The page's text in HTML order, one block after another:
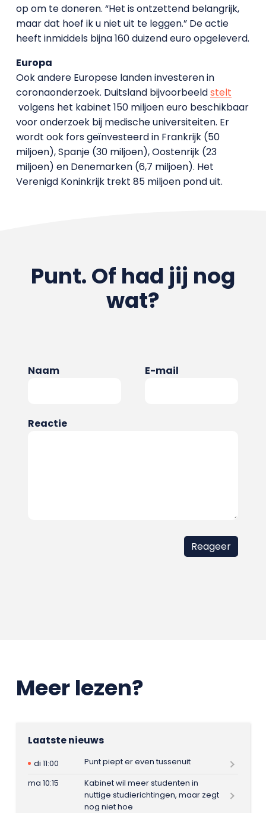
op om te doneren. “Het is ontzettend belangrijk,
maar dat hoef ik u niet uit te leggen.” De actie
heeft inmiddels bijna 160 duizend euro opgeleverd.
Europa
Ook andere Europese landen investeren in
coronaonderzoek. Duitsland bijvoorbeeldstelt
volgens het kabinet 150 miljoen euro beschikbaar
voor onderzoek bij medische universiteiten. Er
wordt ook fors geïnvesteerd in Frankrijk (50
miljoen), Spanje (30 miljoen), Oostenrijk (23
miljoen) en Denemarken (6,7 miljoen). Het
Verenigd Koninkrijk trekt 85 miljoen pond uit.
Punt. Of had jij nog
wat?
Naam E-mail
Reactie
Meer lezen?
Laatste nieuws
di 11:00
Punt piept er even tussenuit
ma 10:15
Kabinet wil meer studenten in
nuttige studierichtingen, maar zegt
nog niet hoe